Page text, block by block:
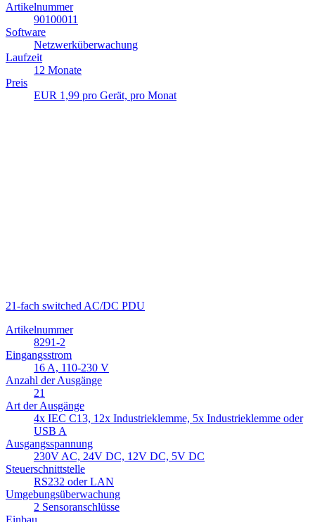
Artikelnummer
90100011
Software
Netzwerküberwachung
Laufzeit
12 Monate
Preis
EUR 1,99 pro Gerät, pro Monat
21-fach switched AC/DC PDU
Artikelnummer
8291-2
Eingangsstrom
16 A, 110-230 V
Anzahl der Ausgänge
21
Art der Ausgänge
4x IEC C13, 12x Industrieklemme, 5x Industrieklemme oder
USB A
Ausgangsspannung
230V AC, 24V DC, 12V DC, 5V DC
Steuerschnittstelle
RS232 oder LAN
Umgebungsüberwachung
2 Sensoranschlüsse